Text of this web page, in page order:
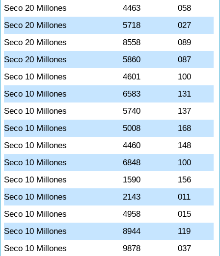
Seco 20 Millones
4463
058
Seco 20 Millones
5718
027
Seco 20 Millones
8558
089
Seco 20 Millones
5860
087
Seco 10 Millones
4601
100
Seco 10 Millones
6583
131
Seco 10 Millones
5740
137
Seco 10 Millones
5008
168
Seco 10 Millones
4460
148
Seco 10 Millones
6848
100
Seco 10 Millones
1590
156
Seco 10 Millones
2143
011
Seco 10 Millones
4958
015
Seco 10 Millones
8944
119
Seco 10 Millones
9878
037